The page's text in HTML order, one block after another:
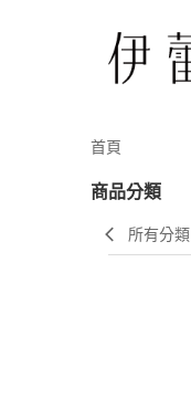
首頁
商品分類
所有分類